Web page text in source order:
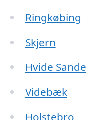
Ringkøbing
Skjern
Hvide Sande
Videbæk
Holstebro